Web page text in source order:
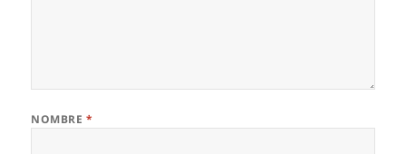
NOMBRE *